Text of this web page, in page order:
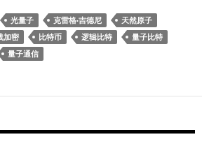
光量子 克雷格·吉德尼
天然原子
加密 比特币 逻辑比特
量子比特
量子通信